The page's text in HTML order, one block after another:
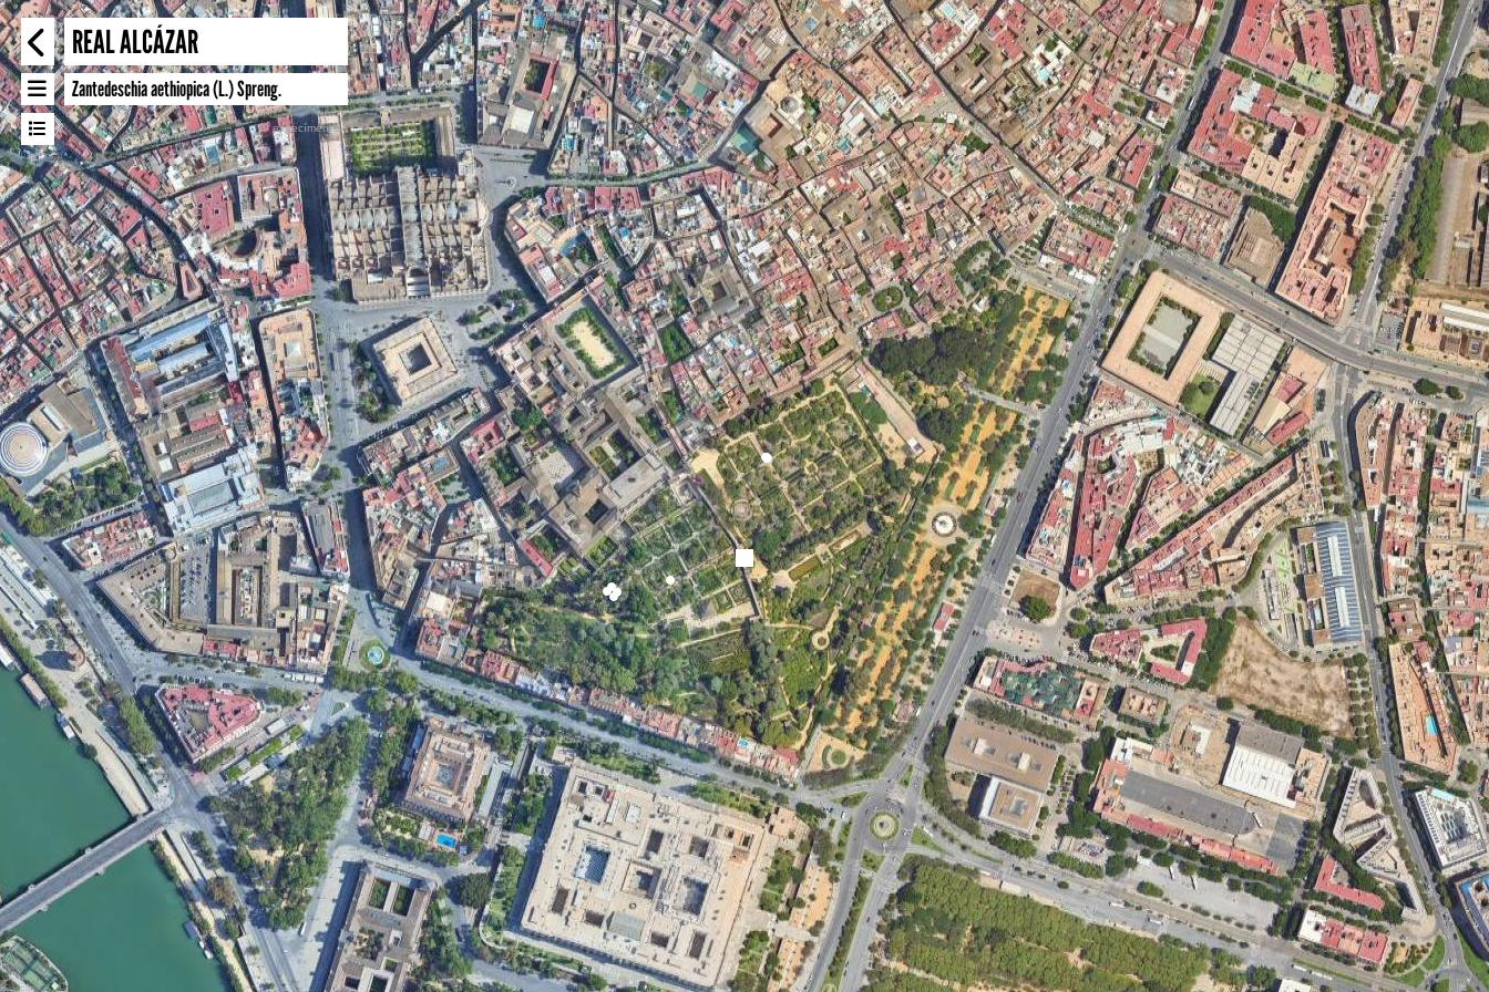
REAL ALCÁZAR
Zantedeschia aethiopica (L.) Spreng.
9 especímenes
×